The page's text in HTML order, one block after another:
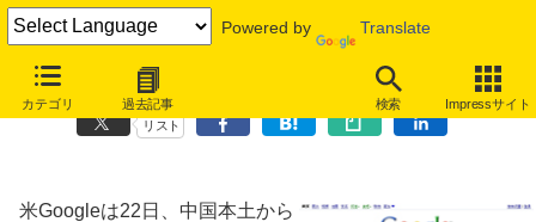
Powered by Translate
カテゴリ 過去記事 検索 Impressサイト
Googleが中国撤退を発表、サービスは香港のサーバーから継続
リスト
米Googleは22日、中国本土から